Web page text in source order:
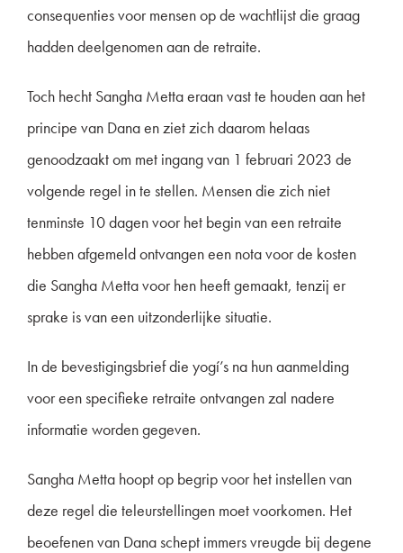
consequenties voor mensen op de wachtlijst die graag
hadden deelgenomen aan de retraite.
Toch hecht Sangha Metta eraan vast te houden aan het
principe van Dana en ziet zich daarom helaas
genoodzaakt om met ingang van 1 februari 2023 de
volgende regel in te stellen. Mensen die zich niet
tenminste 10 dagen voor het begin van een retraite
hebben afgemeld ontvangen een nota voor de kosten
die Sangha Metta voor hen heeft gemaakt, tenzij er
sprake is van een uitzonderlijke situatie.
In de bevestigingsbrief die yogí’s na hun aanmelding
voor een specifieke retraite ontvangen zal nadere
informatie worden gegeven.
Sangha Metta hoopt op begrip voor het instellen van
deze regel die teleurstellingen moet voorkomen. Het
beoefenen van Dana schept immers vreugde bij degene